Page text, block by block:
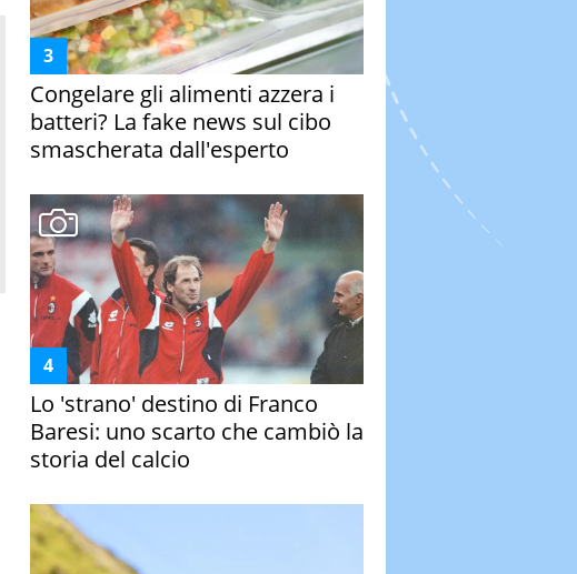
Congelare gli alimenti azzera i
batteri? La fake news sul cibo
smascherata dall'esperto
Lo 'strano' destino di Franco
Baresi: uno scarto che cambiò la
storia del calcio